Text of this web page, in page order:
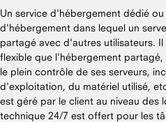
Un service d'hébergement dédié
d'hébergement dans lequel un
partagé avec d'autres utilisateurs.
flexible que l'hébergement
le plein contrôle de ses serveurs,
d'exploitation, du matériel utilisé,
est géré par le client au niveau des
technique 24/7 est offert pour les